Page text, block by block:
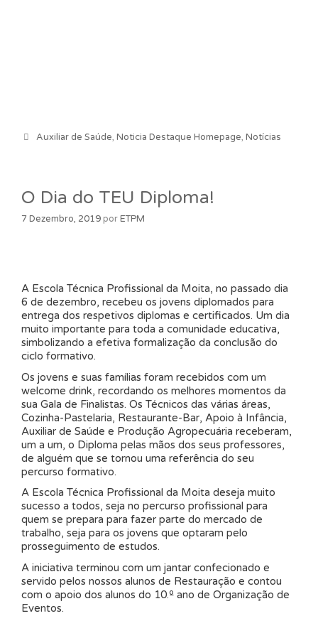
Categorias
Auxiliar de Saúde, Noticia Destaque Homepage, Notícias
O Dia do TEU Diploma!
7 Dezembro, 2019 porETPM
A Escola Técnica Profissional da Moita, no passado dia
6 de dezembro, recebeu os jovens diplomados para
entrega dos respetivos diplomas e certificados. Um dia
muito importante para toda a comunidade educativa,
simbolizando a efetiva formalização da conclusão do
ciclo formativo.
Os jovens e suas famílias foram recebidos com um
welcome drink, recordando os melhores momentos da
sua Gala de Finalistas. Os Técnicos das várias áreas,
Cozinha-Pastelaria, Restaurante-Bar, Apoio à Infância,
Auxiliar de Saúde e Produção Agropecuária receberam,
um a um, o Diploma pelas mãos dos seus professores,
de alguém que se tornou uma referência do seu
percurso formativo.
A Escola Técnica Profissional da Moita deseja muito
sucesso a todos, seja no percurso profissional para
quem se prepara para fazer parte do mercado de
trabalho, seja para os jovens que optaram pelo
prosseguimento de estudos.
A iniciativa terminou com um jantar confecionado e
servido pelos nossos alunos de Restauração e contou
com o apoio dos alunos do 10.º ano de Organização de
Eventos.